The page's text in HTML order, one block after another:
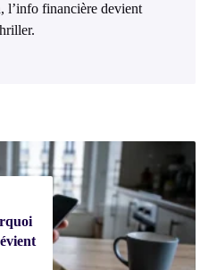
l’info financière devient